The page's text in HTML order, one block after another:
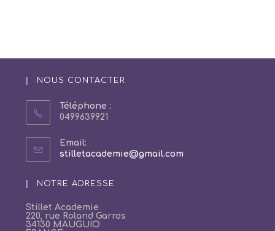
NOUS CONTACTER
Téléphone :
0499639921
Email:
stilletacademie@gmail.comS’ouvre
NOTRE ADRESSE
Stillet Academie
220, rue Roland Garros
34130 MAUGUIO